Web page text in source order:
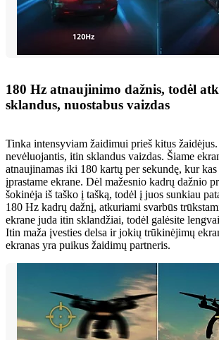
180 Hz atnaujinimo dažnis, todėl
sklandus, nuostabus vaizdas
Tinka intensyviam žaidimui prieš kitus
nevėluojantis, itin sklandus vaizdas. Šiame
atnaujinamas iki 180 kartų per sekundę, kur
įprastame ekrane. Dėl mažesnio kadrų dažnio
šokinėja iš taško į tašką, todėl į juos sunkiau
180 Hz kadrų dažnį, atkuriami svarbūs
ekrane juda itin sklandžiai, todėl galėsite
Itin maža įvesties delsa ir jokių trūkinėjimų
ekranas yra puikus žaidimų partneris.